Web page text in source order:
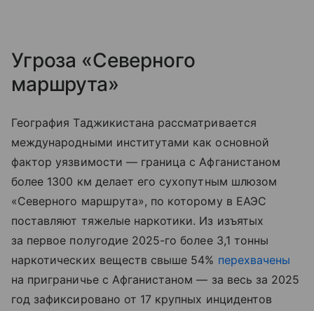
Угроза «Северного
маршрута»
География Таджикистана рассматривается
международными институтами как основной
фактор уязвимости — граница с Афганистаном
более 1300 км делает его сухопутным шлюзом
«Северного маршрута», по которому в ЕАЭС
поставляют тяжелые наркотики. Из изъятых
за первое полугодие 2025-го более 3,1 тонны
наркотических веществ свыше 54% перехвачены
на приграничье с Афганистаном — за весь за 2025
год зафиксировано от 17 крупных инцидентов